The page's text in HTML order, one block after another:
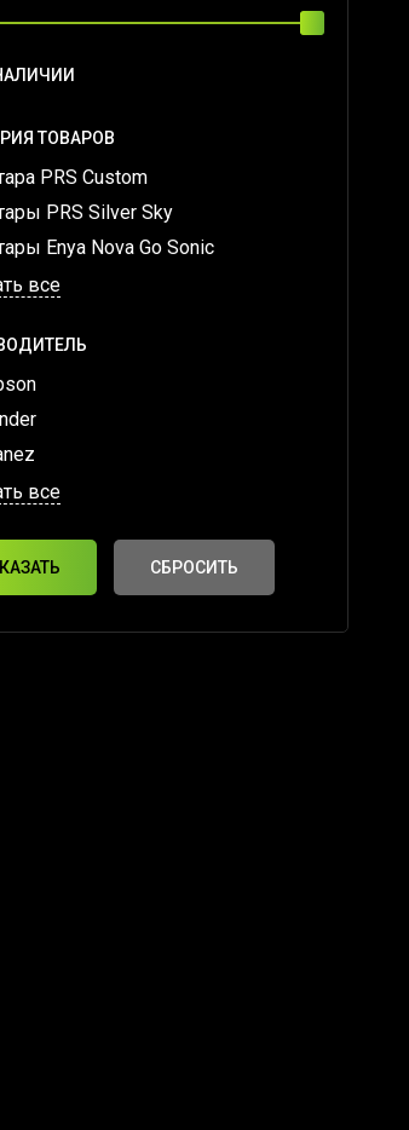
ТОВАРОВ
PRS Custom
PRS Silver Sky
Enya Nova Go Sonic
все
все
СБРОСИТЬ